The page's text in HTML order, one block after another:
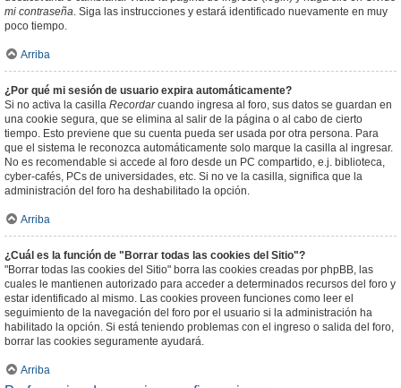
mi contraseña. Siga las instrucciones y estará identificado nuevamente en muy
poco tiempo.
Arriba
¿Por qué mi sesión de usuario expira automáticamente?
Si no activa la casilla Recordarcuando ingresa al foro, sus datos se guardan en
una cookie segura, que se elimina al salir de la página o al cabo de cierto
tiempo. Esto previene que su cuenta pueda ser usada por otra persona. Para
que el sistema le reconozca automáticamente solo marque la casilla al ingresar.
No es recomendable si accede al foro desde un PC compartido, e.j. biblioteca,
cyber-cafés, PCs de universidades, etc. Si no ve la casilla, significa que la
administración del foro ha deshabilitado la opción.
Arriba
¿Cuál es la función de "Borrar todas las cookies del Sitio"?
"Borrar todas las cookies del Sitio" borra las cookies creadas por phpBB, las
cuales le mantienen autorizado para acceder a determinados recursos del foro y
estar identificado al mismo. Las cookies proveen funciones como leer el
seguimiento de la navegación del foro por el usuario si la administración ha
habilitado la opción. Si está teniendo problemas con el ingreso o salida del foro,
borrar las cookies seguramente ayudará.
Arriba